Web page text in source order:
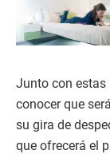
Junto con estas
conocer que
su gira de
que ofrecerá el